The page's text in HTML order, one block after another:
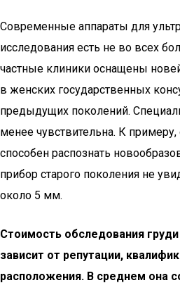
Современные аппараты для
исследования есть не во всех
частные клиники оснащены
в женских государственных
предыдущих поколений.
менее чувствительна. К
способен распознать
прибор старого поколения не
около 5 мм.
Стоимость обследования
зависит от репутации,
расположения. В среднем она